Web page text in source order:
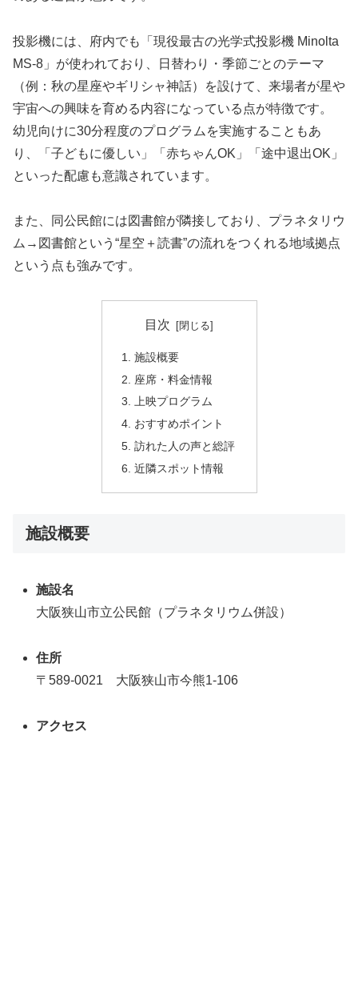
投影機には、府内でも「現役最古の光学式投影機 Minolta
MS‑8」が使われており、日替わり・季節ごとのテーマ
（例：秋の星座やギリシャ神話）を設けて、来場者が星や
宇宙への興味を育める内容になっている点が特徴です。
幼児向けに30分程度のプログラムを実施することもあ
り、「子どもに優しい」「赤ちゃんOK」「途中退出OK」
といった配慮も意識されています。
また、同公民館には図書館が隣接しており、プラネタリウ
ム→図書館という“星空＋読書”の流れをつくれる地域拠点
という点も強みです。
目次
施設概要
座席・料金情報
上映プログラム
おすすめポイント
訪れた人の声と総評
近隣スポット情報
施設概要
施設名
大阪狭山市立公民館（プラネタリウム併設）
住所
〒589-0021 大阪狭山市今熊1-106
アクセス